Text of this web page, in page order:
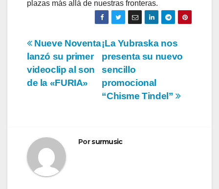
plazas más allá de nuestras fronteras.
Navegación
de
entradas
¡La Yubraska nos
presenta su nuevo
sencillo
promocional
“Chisme Tindel”
Nueve Noventa
lanzó su primer
videoclip al son
de la «FURIA»
Porsurmusic